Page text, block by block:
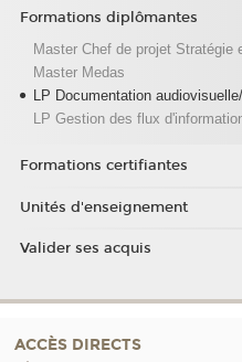
Formations diplômantes
Master Chef de projet Stratégie
Master Medas
LP Documentation
LP Gestion des flux
Formations certifiantes
Unités d'enseignement
Valider ses acquis
ACCÈS DIRECTS